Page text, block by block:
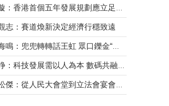
志：賽道煥新決定經濟行穩致遠